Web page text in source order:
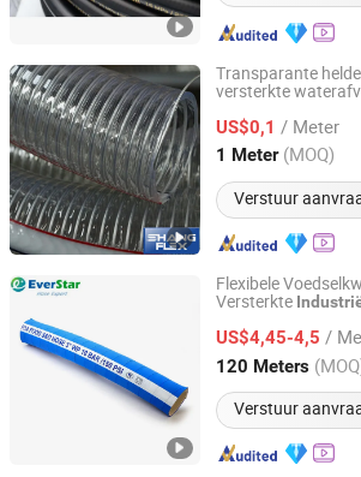
Transparante
versterkte
industriële
US$0,1 / Meter
1 Meter (MOQ)
Verstuur
QINGDAO SHANGFLEX TECH CO., LTD
Shandong, China Sinds
Flexibele
Versterkte
US$4,45-4,5 /
120 Meters
Verstuur
Qingdao Everstar Rubber Co., Ltd
Shandong, China Sinds